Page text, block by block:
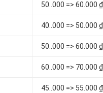
50..000 => 60.000
40..000 => 50.000
50..000 => 60.000
60..000 => 70.000
45..000 => 55.000